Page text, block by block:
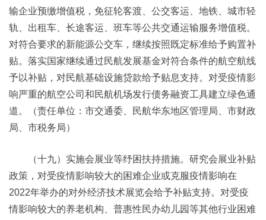
输企业预缴增值税，免征轮客渡、公交客运、地铁、城市轻
轨、出租车、长途客运、班车等公共交通运输服务增值税。
对符合要求的新能源公交车，继续按照既定标准给予购置补
贴。落实国家继续通过民航发展基金对符合条件的航空航线
予以补贴，对民航基础设施贷款给予贴息支持。对受疫情影
响严重的航空公司和民航机场发行债务融资工具建立绿色通
道。（责任单位：市交通委、民航华东地区管理局、市财政
局、市税务局）
（十九）实施会展业等纾困扶持措施。研究会展业补贴
政策，对受疫情影响较大的困难企业或克服疫情影响在
2022年举办的对外经济技术展览会给予补贴支持。对受疫
情影响较大的养老机构、普惠性民办幼儿园等其他行业困难